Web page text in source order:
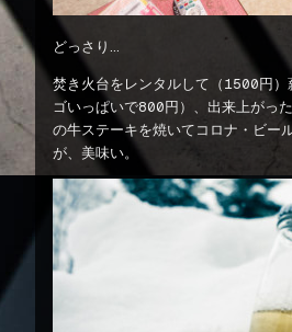
どっさり…
焚き火台をレンタルして（1500円）
ゴいっぱいで800円）、出来上がっ
の牛ステーキを焼いてコロナ・ビー
が、美味い。